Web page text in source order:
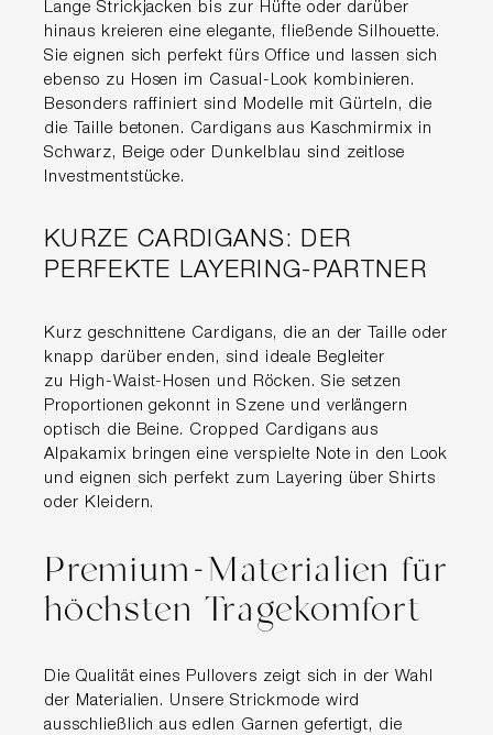
Lange Strickjacken bis zur Hüfte oder darüber
hinaus kreieren eine elegante, fließende Silhouette.
Sie eignen sich perfekt fürs Office und lassen sich
ebenso zu Hosen im Casual-Look kombinieren.
Besonders raffiniert sind Modelle mit Gürteln, die
die Taille betonen. Cardigans aus Kaschmirmix in
Schwarz, Beige oder Dunkelblau sind zeitlose
Investmentstücke.
KURZE CARDIGANS: DER
PERFEKTE LAYERING-PARTNER
Kurz geschnittene Cardigans, die an der Taille oder
knapp darüber enden, sind ideale Begleiter
zu High-Waist-Hosen und Röcken. Sie setzen
Proportionen gekonnt in Szene und verlängern
optisch die Beine. Cropped Cardigans aus
Alpakamix bringen eine verspielte Note in den Look
und eignen sich perfekt zum Layering über Shirts
oder Kleidern.
Premium-Materialien für
höchsten Tragekomfort
Die Qualität eines Pullovers zeigt sich in der Wahl
der Materialien. Unsere Strickmode wird
ausschließlich aus edlen Garnen gefertigt, die